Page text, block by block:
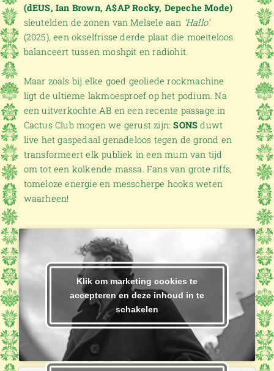
(dEUS, Ian Brown, A$AP Rocky, Depeche Mode)
sleutelden de zonen van Melsele aan ‘Hallo’
(2025), een okselfrisse derde plaat die moeiteloos
balanceert tussen moshpit en radiohit.
Maar zoals bij elke goed geoliede rockmachine
ligt de ultieme lakmoesproef op het podium. Na
een uitverkochte AB en een recente passage in
Cactus Club mogen we gerust zijn:SONS duwt
live het gaspedaal genadeloos tegen de grond en
transformeert elk publiek in een mum van tijd
om tot een kolkende massa. Fans van grote riffs,
tomeloze energie en messcherpe hooks weten
waarheen!
Klik om marketing cookies te
accepteren en deze inhoud in te
schakelen